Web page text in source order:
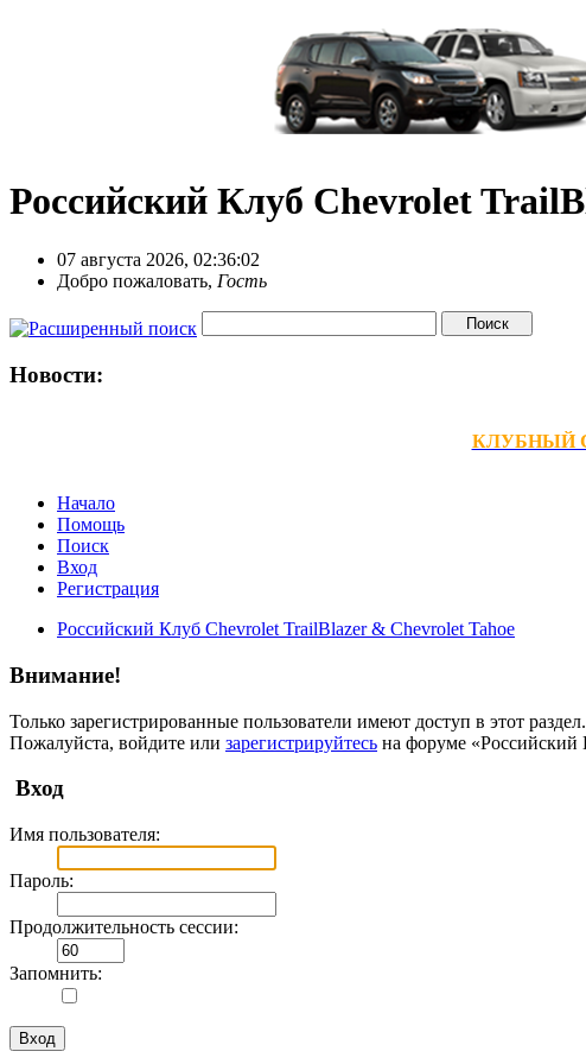
Российский Клуб Chevrolet
07 августа 2026, 02:36:02
Добро пожаловать, Гость
Новости:
КЛУБНЫЙ
Начало
Помощь
Поиск
Вход
Регистрация
Российский Клуб Chevrolet TrailBlazer & Chevrolet Tahoe
Внимание!
Только зарегистрированные пользователи имеют доступ в этот раздел.
Пожалуйста, войдите или зарегистрируйтесь на форуме «Российский
Вход
Имя пользователя:
Пароль:
Продолжительность сессии:
Запомнить: